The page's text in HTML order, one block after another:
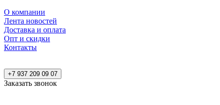
О компании
Лента новостей
Доставка и оплата
Опт и скидки
Контакты
+7 937 209 09 07
Заказать звонок